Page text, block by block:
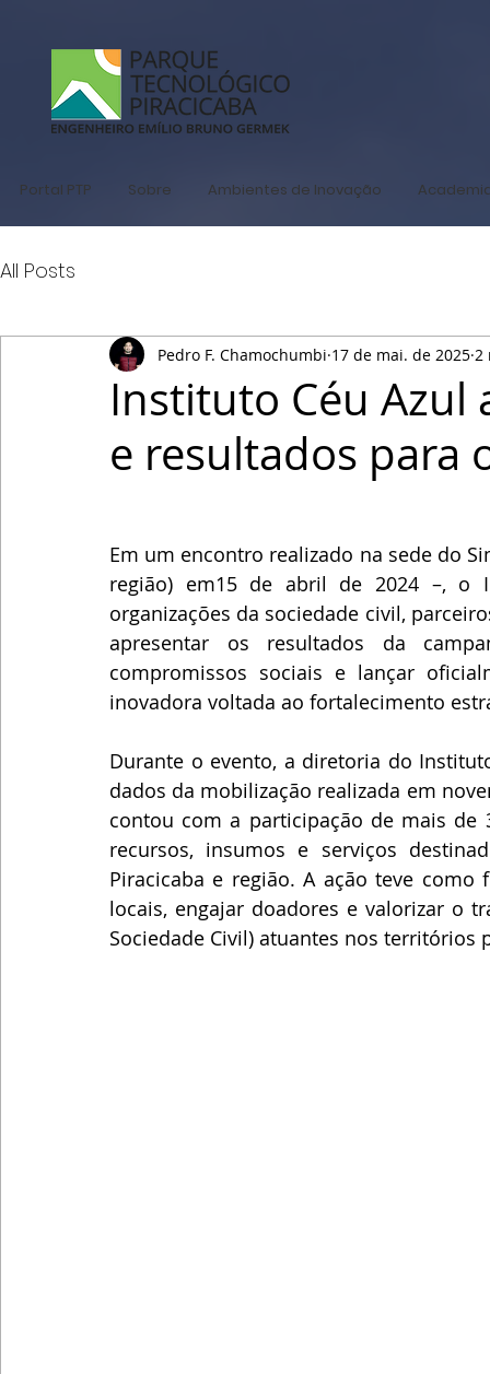
Portal PTP Sobre Ambientes de Inovação
All Posts
Instituto Céu Azul
e resultados para
Pedro F. Chamochumbi 17 de mai. de 2025 2
Em um encontro realizado na sede do
região) em15 de abril de 2024 –, o
organizações da sociedade civil,
apresentar os resultados da
compromissos sociais e lançar
inovadora voltada ao fortalecimento
Durante o evento, a diretoria do
dados da mobilização realizada em
contou com a participação de mais de
recursos, insumos e serviços
Piracicaba e região. A ação teve
locais, engajar doadores e valorizar o
Sociedade Civil) atuantes nos territórios